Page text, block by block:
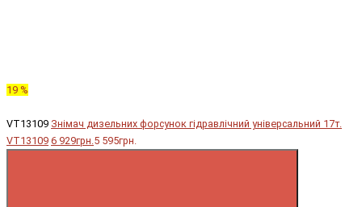
19 %
VT13109 Знімач дизельних форсунок гідравлічний універсальний 17т.
VT13109 6 929грн.5 595грн.